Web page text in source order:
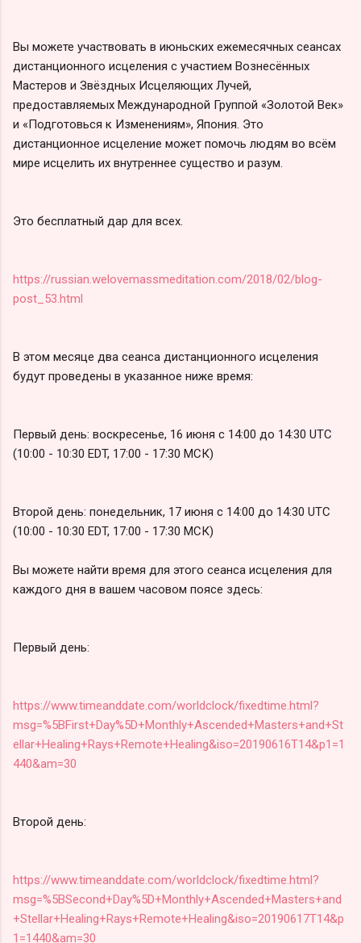
Вы можете участвовать в июньских ежемесячных сеансах
дистанционного исцеления с участием Вознесённых
Мастеров и Звёздных Исцеляющих Лучей,
предоставляемых Международной Группой «Золотой Век»
и «Подготовься к Изменениям», Япония. Это
дистанционное исцеление может помочь людям во всём
мире исцелить их внутреннее существо и разум.
Это бесплатный дар для всех.
https://russian.welovemassmeditation.com/2018/02/blog-
post_53.html
В этом месяце два сеанса дистанционного исцеления
будут проведены в указанное ниже время:
Первый день: воскресенье, 16 июня с 14:00 до 14:30 UTC
(10:00 - 10:30 EDT, 17:00 - 17:30 МСК)
Второй день: понедельник, 17 июня с 14:00 до 14:30 UTC
(10:00 - 10:30 EDT, 17:00 - 17:30 МСК)
Вы можете найти время для этого сеанса исцеления для
каждого дня в вашем часовом поясе здесь:
Первый день:
https://www.timeanddate.com/worldclock/fixedtime.html?
msg=%5BFirst+Day%5D+Monthly+Ascended+Masters+and+St
ellar+Healing+Rays+Remote+Healing&iso=20190616T14&p1=1
440&am=30
Второй день:
https://www.timeanddate.com/worldclock/fixedtime.html?
msg=%5BSecond+Day%5D+Monthly+Ascended+Masters+and
+Stellar+Healing+Rays+Remote+Healing&iso=20190617T14&p
1=1440&am=30